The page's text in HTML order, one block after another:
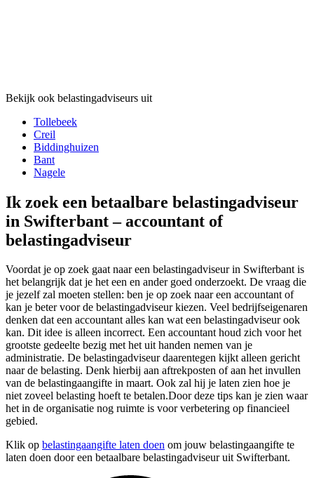
Bekijk ook belastingadviseurs uit
Tollebeek
Creil
Biddinghuizen
Bant
Nagele
Ik zoek een betaalbare belastingadviseur
in Swifterbant – accountant of
belastingadviseur
Voordat je op zoek gaat naar een belastingadviseur in Swifterbant is
het belangrijk dat je het een en ander goed onderzoekt. De vraag die
je jezelf zal moeten stellen: ben je op zoek naar een accountant of
kan je beter voor de belastingadviseur kiezen. Veel bedrijfseigenaren
denken dat een accountant alles kan wat een belastingadviseur ook
kan. Dit idee is alleen incorrect. Een accountant houd zich voor het
grootste gedeelte bezig met het uit handen nemen van je
administratie. De belastingadviseur daarentegen kijkt alleen gericht
naar de belasting. Denk hierbij aan aftrekposten of aan het invullen
van de belastingaangifte in maart. Ook zal hij je laten zien hoe je
niet zoveel belasting hoeft te betalen.Door deze tips kan je zien waar
het in de organisatie nog ruimte is voor verbetering op financieel
gebied.
Klik op belastingaangifte laten doen om jouw belastingaangifte te
laten doen door een betaalbare belastingadviseur uit Swifterbant.